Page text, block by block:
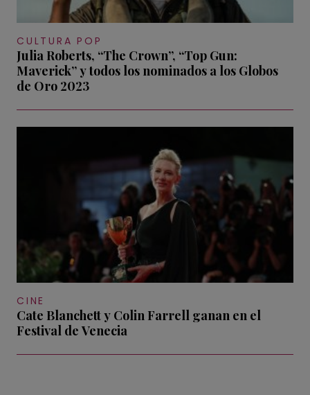
CULTURA POP
Julia Roberts, “The Crown”, “Top Gun:
Maverick” y todos los nominados a los Globos
de Oro 2023
CINE
Cate Blanchett y Colin Farrell ganan en el
Festival de Venecia